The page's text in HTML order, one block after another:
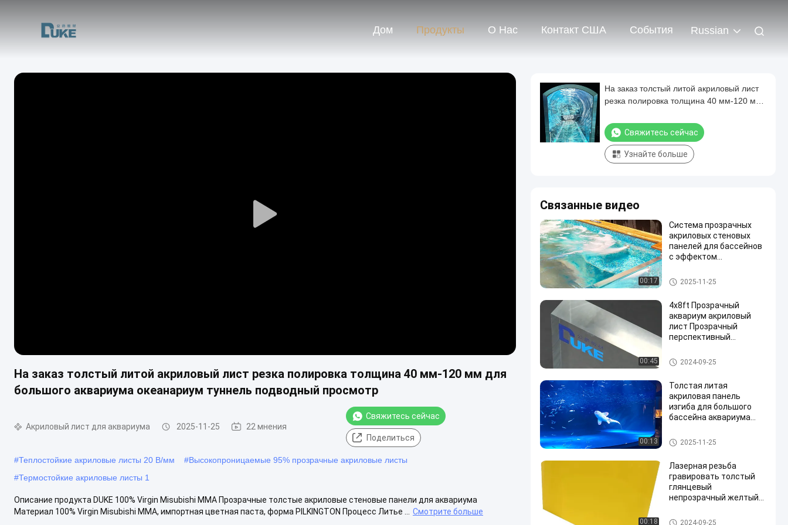
Дом Продукты О Нас Контакт США События Russian
Play
На заказ толстый литой акриловый лист резка полировка толщина 40 мм-120 мм для
большого аквариума океанариум туннель подводный просмотр
Акриловый лист для аквариума 2025-11-25 22 мнения
Свяжитесь сейчас
Поделиться
#Теплостойкие акриловые листы 20 В/мм #Высокопроницаемые 95% прозрачные акриловые листы
#Термостойкие акриловые листы 1
Описание продукта DUKE 100% Virgin Misubishi MMA Прозрачные толстые акриловые стеновые панели для аквариума
Материал 100% Virgin Misubishi MMA, импортная цветная паста, форма PILKINGTON Процесс Литье ...
Смотрите больше
На заказ толстый литой акриловый лист
резка полировка толщина 40 мм-120 мм
туннель подводный просмотр
Свяжитесь сейчас
Узнайте больше
Связанные видео
00:17
Система прозрачных
акриловых стеновых
панелей для бассейнов
с эффектом
Изготовление на заказ и
услуги ЧПУ-резки
Акриловый лист для аквариу
ма
2025-11-25
00:45
4x8ft Прозрачный
аквариум акриловый
лист Прозрачный
перспективный
Акриловый лист для аквариу
ма
2024-09-25
00:13
Толстая литая
акриловая панель
изгиба для большого
бассейна аквариума
туннель подводные
окна
Акриловый лист для аквариу
ма
2025-11-25
00:18
Лазерная резьба
гравировать толстый
глянцевый
непрозрачный желтый
акриловый лист на
Лист знака акриловый
2024-09-25